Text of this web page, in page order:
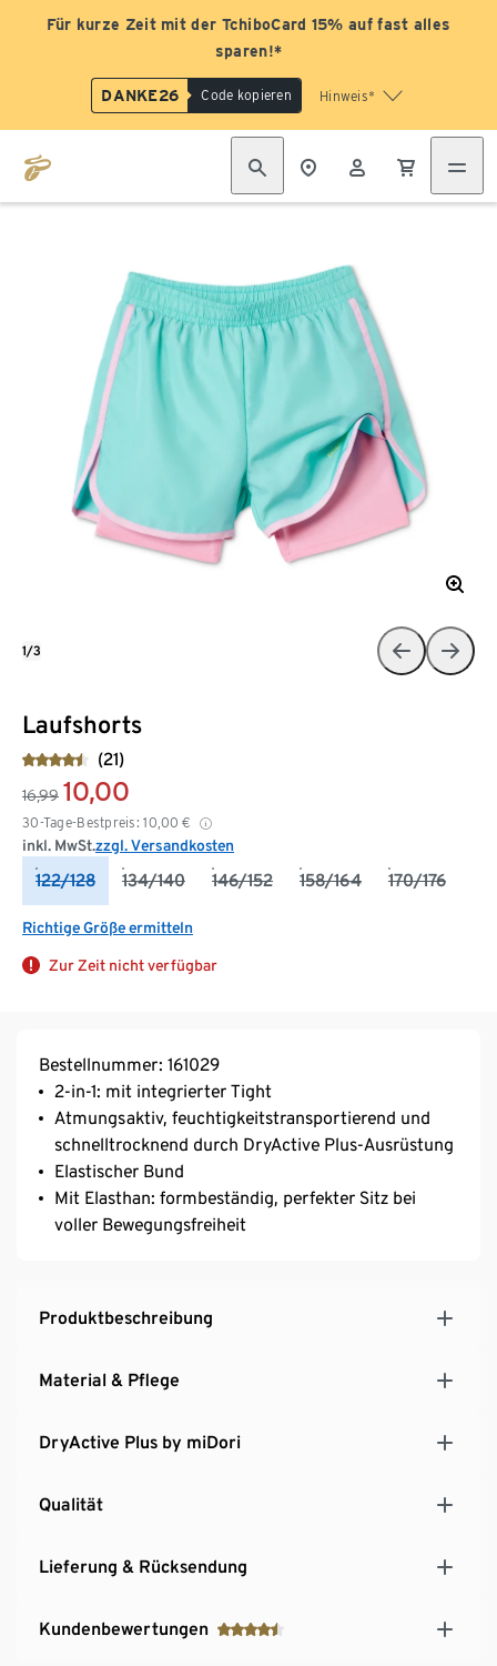
Für kurze Zeit mit der TchiboCard 15% auf fast alles
sparen!*
DANKE26 Code kopieren Hinweis*
Laufshorts
(21)
16,99 10,00
30-Tage-Bestpreis: 10,00 €
inkl. MwSt.zzgl. Versandkosten
122/128 134/140 146/152 158/164 170/176
Richtige Größe ermitteln
Zur Zeit nicht verfügbar
1/3
Bestellnummer: 161029
2-in-1: mit integrierter Tight
Atmungsaktiv, feuchtigkeitstransportierend und
schnelltrocknend durch DryActive Plus-Ausrüstung
Elastischer Bund
Mit Elasthan: formbeständig, perfekter Sitz bei
voller Bewegungsfreiheit
Produktbeschreibung
Material & Pflege
DryActive Plus by miDori
Qualität
Lieferung & Rücksendung
Kundenbewertungen